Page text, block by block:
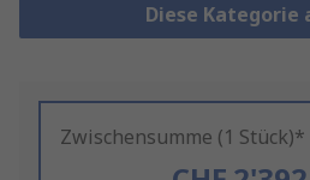
Diese Kategorie
Zwischensumme (1 Stück)*